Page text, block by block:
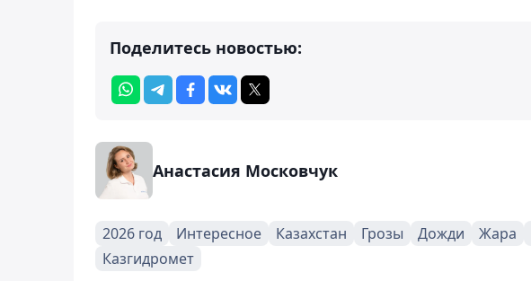
Поделитесь новостью:
Анастасия Московчук
2026 год Интересное Казахстан Грозы Дожди Жара
Казгидромет